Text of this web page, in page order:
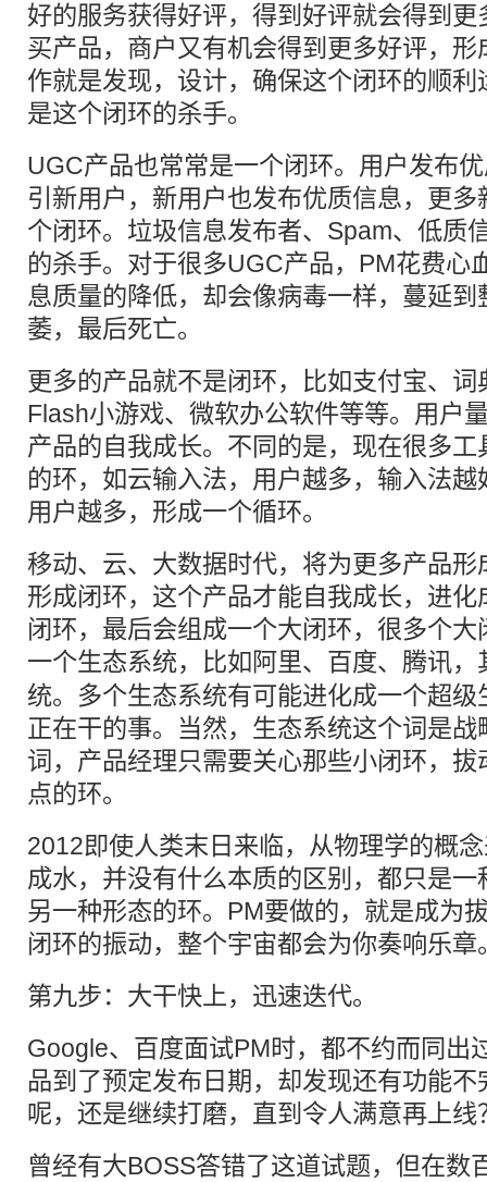
好的服务获得好评，得到好评就会得到
买产品，商户又有机会得到更多好评，
作就是发现，设计，确保这个闭环的顺
是这个闭环的杀手。
UGC产品也常常是一个闭环。用户发布
引新用户，新用户也发布优质信息，更
个闭环。垃圾信息发布者、Spam、低质
的杀手。对于很多UGC产品，PM花费心
息质量的降低，却会像病毒一样，蔓延
萎，最后死亡。
更多的产品就不是闭环，比如支付宝、词
Flash小游戏、微软办公软件等等。用户
产品的自我成长。不同的是，现在很多
的环，如云输入法，用户越多，输入法
用户越多，形成一个循环。
移动、云、大数据时代，将为更多产品
形成闭环，这个产品才能自我成长，进
闭环，最后会组成一个大闭环，很多个
一个生态系统，比如阿里、 百度、腾讯，
统。多个生态系统有可能进化成一个超
正在干的事。当然，生态系统这个词是
词，产品经理只需要关心那些小闭环，
点的环。
2012即使人类末日来临，从物理学的概
成水，并没有什么本质的区别，都只是
另一种形态的环。PM要做的，就是成为
闭环的振动，整个宇宙都会为你奏响乐章
第九步：大干快上，迅速迭代。
Google、百度面试PM时，都不约而同出
品到了预定发布日期，却发现还有功能
呢，还是继续打磨，直到令人满意再上线
曾经有大BOSS答错了这道试题，但在数